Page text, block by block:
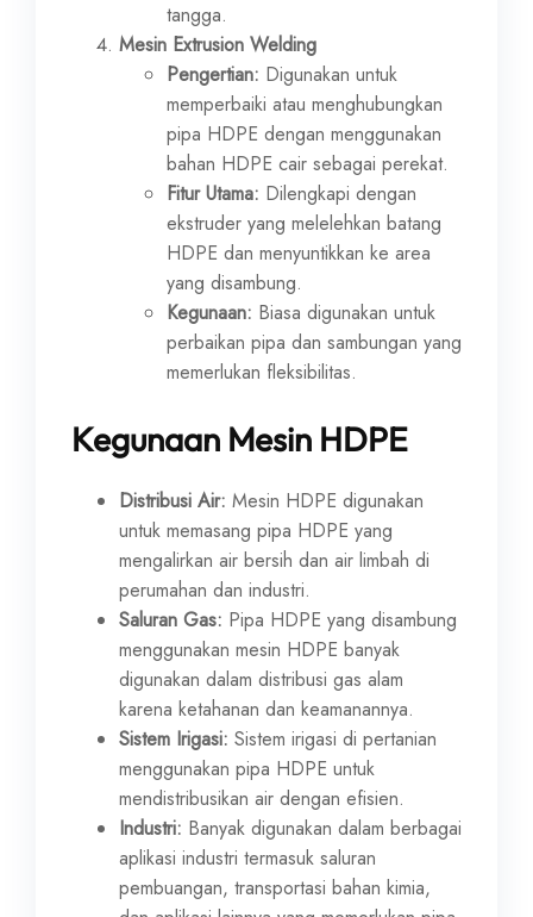
tangga.
Mesin Extrusion Welding
Pengertian: Digunakan untuk
memperbaiki atau menghubungkan
pipa HDPE dengan menggunakan
bahan HDPE cair sebagai perekat.
Fitur Utama: Dilengkapi dengan
ekstruder yang melelehkan batang
HDPE dan menyuntikkan ke area
yang disambung.
Kegunaan: Biasa digunakan untuk
perbaikan pipa dan sambungan yang
memerlukan fleksibilitas.
Kegunaan Mesin HDPE
Distribusi Air: Mesin HDPE digunakan
untuk memasang pipa HDPE yang
mengalirkan air bersih dan air limbah di
perumahan dan industri.
Saluran Gas: Pipa HDPE yang disambung
menggunakan mesin HDPE banyak
digunakan dalam distribusi gas alam
karena ketahanan dan keamanannya.
Sistem Irigasi: Sistem irigasi di pertanian
menggunakan pipa HDPE untuk
mendistribusikan air dengan efisien.
Industri: Banyak digunakan dalam berbagai
aplikasi industri termasuk saluran
pembuangan, transportasi bahan kimia,